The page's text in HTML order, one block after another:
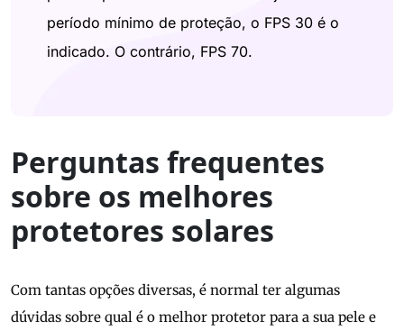
período mínimo de proteção, o FPS 30 é o
indicado. O contrário, FPS 70.
Perguntas frequentes
sobre os melhores
protetores solares
Com tantas opções diversas, é normal ter algumas
dúvidas sobre qual é o melhor protetor para a sua pele e